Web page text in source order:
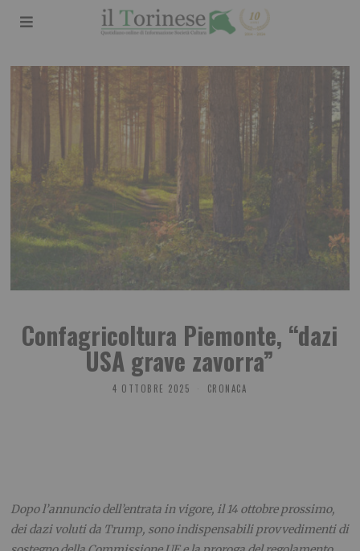
Confagricoltura Piemonte, “dazi
USA grave zavorra”
4 OTTOBRE 2025 CRONACA
Dopo l’annuncio dell’entrata in vigore, il 14 ottobre prossimo,
dei dazi voluti da Trump, sono indispensabili provvedimenti di